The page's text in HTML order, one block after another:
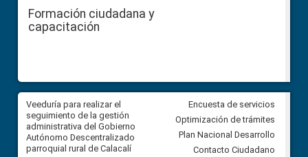
Formación ciudadana y
capacitación
Veeduría para realizar el
seguimiento de la gestión
administrativa del Gobierno
Autónomo Descentralizado
parroquial rural de Calacalí
Veeduría para vigilar los
derivados de la Audiencia
comunidad Urbina, parroquia
Carolina
Encuesta de servicios
Optimización de trámites
Plan Nacional Desarrollo
Contacto Ciudadano